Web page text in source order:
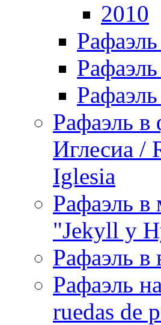
2010
Рафаэль
Иглесиа /
Iglesia
Рафаэль
"Jekyll y
Рафаэль в
Рафаэль
ruedas de